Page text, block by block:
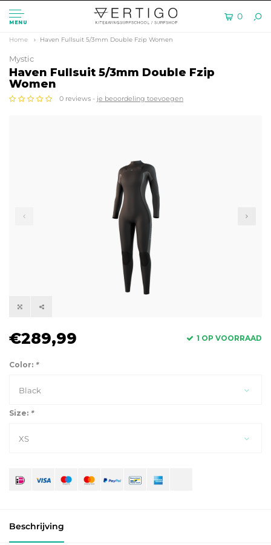
MENU
0
Home Haven Fullsuit 5/3mm Double Fzip Women
Mystic
Haven Fullsuit 5/3mm Double Fzip
Women
0 reviews - je beoordeling toevoegen
€289,99 1 OP VOORRAAD
Color: *
Black
Size: *
XS
Beschrijving